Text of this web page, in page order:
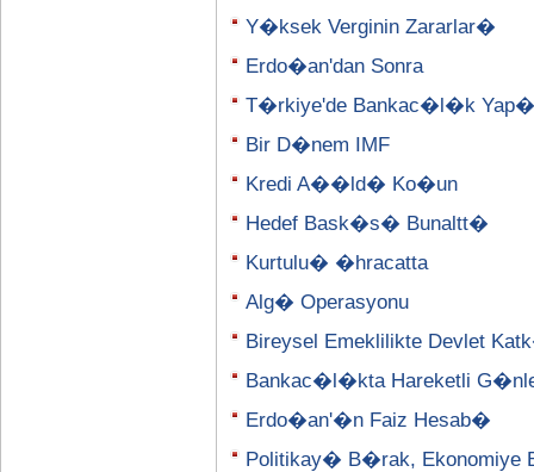
Y�ksek Verginin Zararlar�
Erdo�an'dan Sonra
T�rkiye'de Bankac�l�k
Bir D�nem IMF
Kredi A��ld� Ko�un
Hedef Bask�s� Bunaltt�
Kurtulu� �hracatta
Alg� Operasyonu
Bireysel Emeklilikte Devlet
Bankac�l�kta Hareketli
Erdo�an'�n Faiz Hesab�
Politikay� B�rak, Ekonomiye